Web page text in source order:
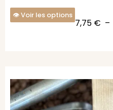
Voir les options
7,75 € –